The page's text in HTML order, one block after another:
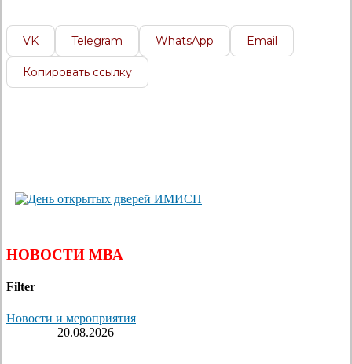
VK Telegram WhatsApp Email
Копировать ссылку
НОВОСТИ МВА
Filter
Новости и мероприятия
20.08.2026